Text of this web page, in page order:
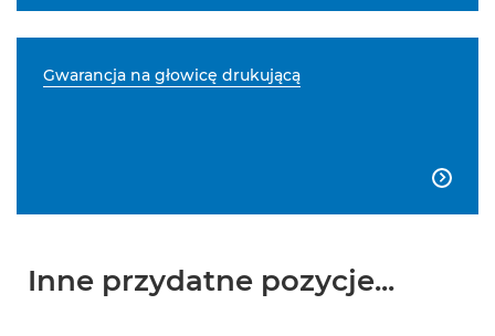
Gwarancja na głowicę drukującą

Inne przydatne pozycje...